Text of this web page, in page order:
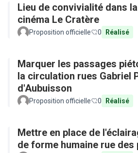
Lieu de convivialité dans
cinéma Le Cratère
Proposition officielle 0 Réalisé
Marquer les passages
la circulation rues Gabriel
d'Aubuisson
Proposition officielle 0 Réalisé
Mettre en place de
de forme humaine rue des